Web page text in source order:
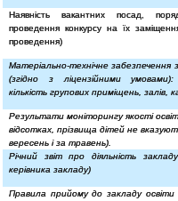
Наявність вакантних посад,
проведення конкурсу на їх
проведення)
Матеріально-технічне забезпечення
(згідно з ліцензійними
кількість групових приміщень, залів,
Результати моніторингу якості
відсотках, прізвища дітей не
вересень і за травень).
Річний звіт про діяльність
керівника закладу)
Правила прийому до закладу освіти